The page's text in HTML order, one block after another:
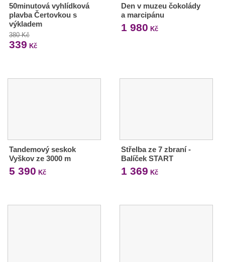
50minutová vyhlídková
plavba Čertovkou s
výkladem
380 Kč
339 Kč
Den v muzeu čokolády
a marcipánu
1 980 Kč
Tandemový seskok
Vyškov ze 3000 m
5 390 Kč
Střelba ze 7 zbraní -
Balíček START
1 369 Kč